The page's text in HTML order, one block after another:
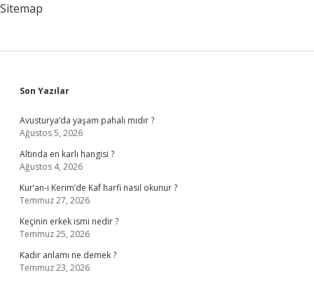
Sitemap
Sidebar
Son Yazılar
Avusturya’da yaşam pahalı mıdır ?
Ağustos 5, 2026
Altında en karlı hangisi ?
Ağustos 4, 2026
Kur’an-ı Kerim’de Kaf harfi nasıl okunur ?
Temmuz 27, 2026
Keçinin erkek ismi nedir ?
Temmuz 25, 2026
Kadir anlamı ne demek ?
Temmuz 23, 2026